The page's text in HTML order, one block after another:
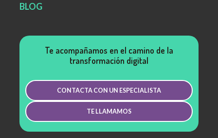
BLOG
Te acompañamos en el camino de la
transformación digital
CONTACTA CON UN ESPECIALISTA
TE LLAMAMOS